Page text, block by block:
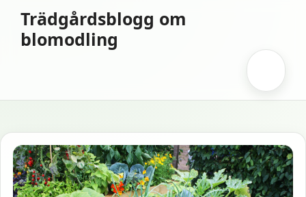
innehåll
Trädgårdsblogg om
blomodling